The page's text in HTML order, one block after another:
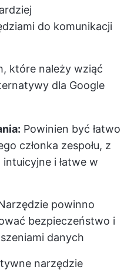
do komunikacji
które należy wziąć
dla Google
Powinien być łatwo
członka zespołu, z
i łatwe w
powinno
bezpieczeństwo i
danych
narzędzie